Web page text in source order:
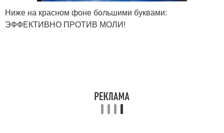
Ниже на красном фоне большими буквами:
ЭФФЕКТИВНО ПРОТИВ МОЛИ!